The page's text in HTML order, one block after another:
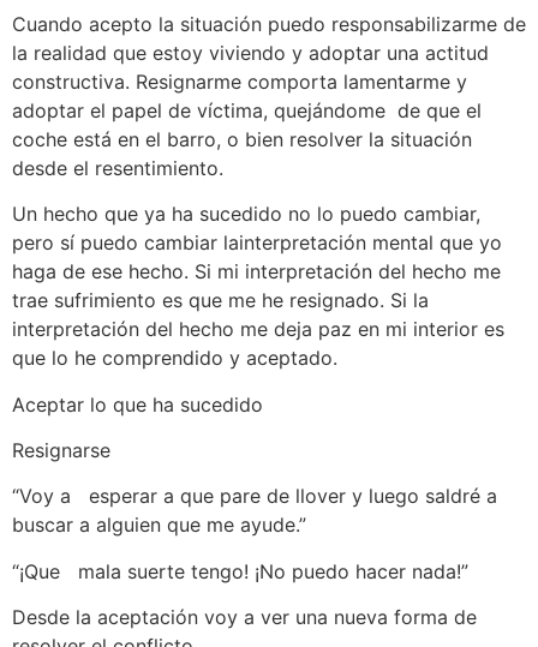
Cuando acepto la situación puedo responsabilizarme de
la realidad que estoy viviendo y adoptar una actitud
constructiva. Resignarme comporta lamentarme y
adoptar el papel de víctima, quejándome de que el
coche está en el barro, o bien resolver la situación
desde el resentimiento.
Un hecho que ya ha sucedido no lo puedo cambiar,
pero sí puedo cambiar lainterpretación mental que yo
haga de ese hecho. Si mi interpretación del hecho me
trae sufrimiento es que me he resignado. Si la
interpretación del hecho me deja paz en mi interior es
que lo he comprendido y aceptado.
Aceptar lo que ha sucedido
Resignarse
“Voy a esperar a que pare de llover y luego saldré a
buscar a alguien que me ayude.”
“¡Que mala suerte tengo! ¡No puedo hacer nada!”
Desde la aceptación voy a ver una nueva forma de